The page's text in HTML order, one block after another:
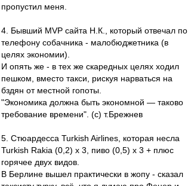
пропустил меня.
4. Бывший MVP сайта Н.К., который отвечал по
телефону собачника - малобюджетника (в
целях экономии).
И опять же - в тех же скаредных целях ходил
пешком, вместо такси, рискуя нарваться на
бздян от местной гопоты.
"Экономика должна быть экономной — таково
требование времени". (с) т.Брежнев
5. Стюардесса Turkish Airlines, которая несла
Turkish Rakia (0,2) х 3, пиво (0,5) х 3 + плюс
горячее двух видов.
В Берлине вышел практически в жопу - сказал